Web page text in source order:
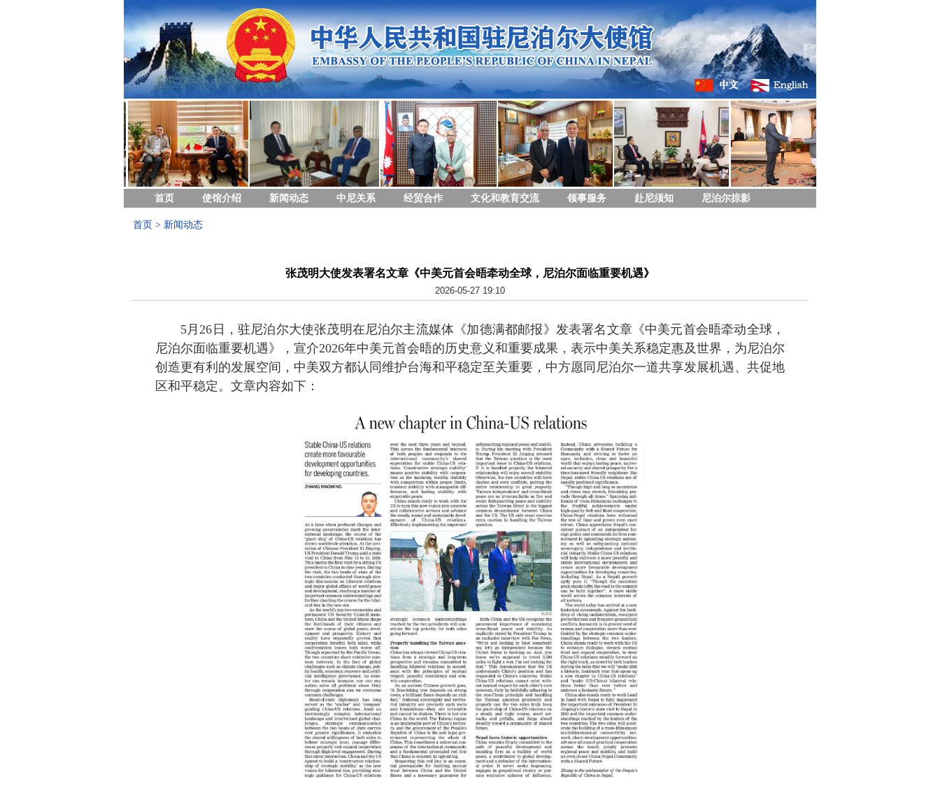
首页 使馆介绍 新闻动态 中尼关系 经贸合作 文化和教育交流 领事服务 赴尼须知 尼泊尔掠影
首页 > 新闻动态
张茂明大使发表署名文章《中美元首会晤牵动全球，尼泊尔面临重要机遇》
2026-05-27 19:10
5月26日， 驻尼泊尔大使张茂明在尼泊尔主流媒体《加德满都邮报》发表署名文章《中美元首会晤牵动全球，
尼泊尔面临重要机遇》，宣介2026年中美元首会晤的历史意义和重要成果，表示中美关系稳定惠及世界 ，为尼泊尔
创造更有利的发展空间 ， 中美双方都认同维护台海和平稳定至关重要， 中方愿同 尼泊尔一道共享发展机遇 、 共促地
区和平稳定。 文章内容如下：